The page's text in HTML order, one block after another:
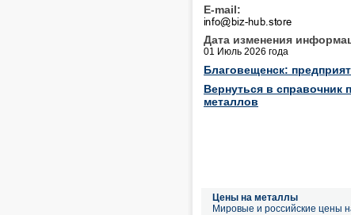
E-mail:
Дата изменения
01 Июль 2026 года
Благовещенск:
Вернуться в справочник
металлов
Цены на металлы
Мировые и российские цены